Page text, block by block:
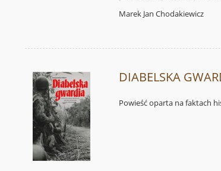
Marek Jan Chodakiewicz
DIABELSKA
Powieść oparta na faktach